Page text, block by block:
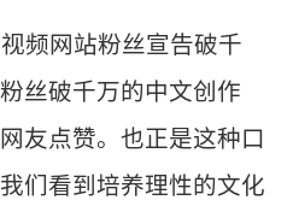
频网站粉丝宣告破千
丝破千万的中文创作
友点赞。也正是这种口
们看到培养理性的文化